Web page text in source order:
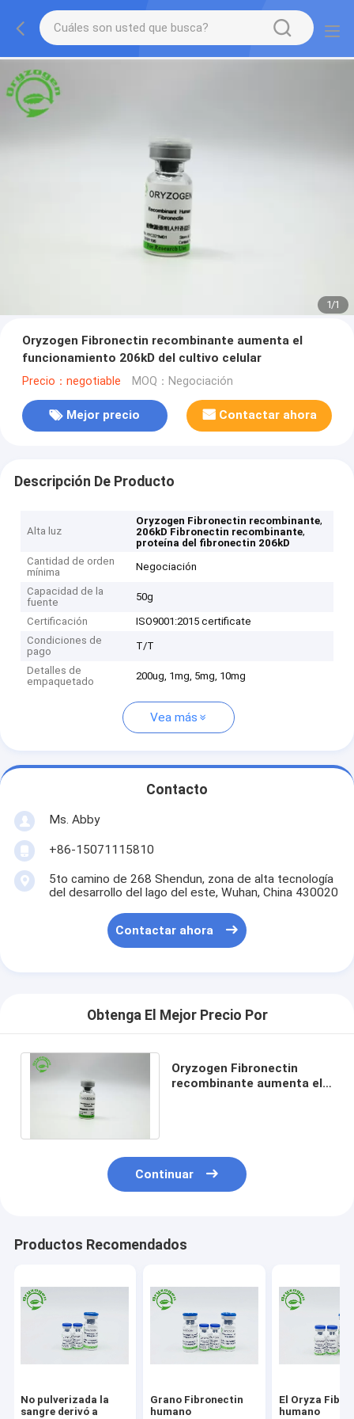
1/1
Oryzogen Fibronectin recombinante aumenta el
funcionamiento 206kD del cultivo celular
Precio：negotiable MOQ：Negociación
Mejor precio Contactar ahora
Descripción De Producto
Alta luz
Oryzogen Fibronectin recombinante,
206kD Fibronectin recombinante,
proteína del fibronectin 206kD
Cantidad de orden
mínima
Negociación
Capacidad de la
fuente
50g
Certificación
ISO9001:2015 certificate
Condiciones de
pago
T/T
Detalles de
empaquetado
200ug, 1mg, 5mg, 10mg
Vea más
Contacto
Ms. Abby
+86-15071115810
5to camino de 268 Shendun, zona de alta tecnología
del desarrollo del lago del este, Wuhan, China 430020
Contactar ahora
Obtenga El Mejor Precio Por
Oryzogen Fibronectin
recombinante aumenta el
Continuar
Productos Recomendados
No pulverizada la
sangre derivó a
Grano Fibronectin
humano
El Oryza
humano